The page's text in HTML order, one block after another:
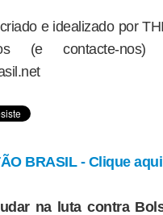
e idealizado por
(e contacte-
BRASIL - Clique
na luta contra